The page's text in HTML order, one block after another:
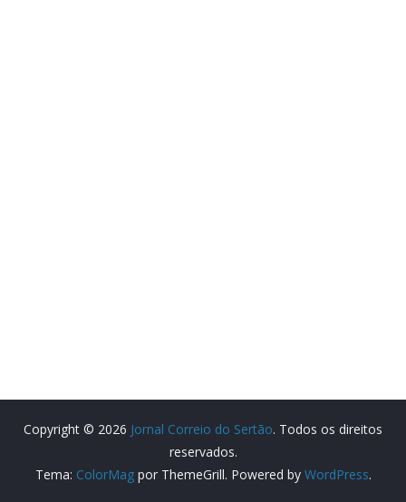
Copyright © 2026 Jornal Correio do Sertão. Todos os direitos
reservados.
Tema: ColorMagpor ThemeGrill. Powered by WordPress.